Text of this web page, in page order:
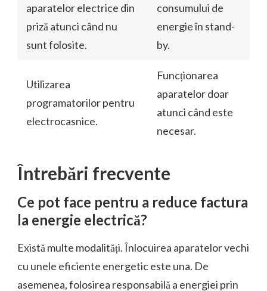
aparatelor electrice din
priză atunci când nu
sunt folosite.
consumului de
energie în stand-
by.
Utilizarea
programatorilor pentru
electrocasnice.
Funcționarea
aparatelor doar
atunci când este
necesar.
Întrebări frecvente
Ce pot face pentru a reduce factura
la energie electrică?
Există multe modalități. Înlocuirea aparatelor vechi
cu unele eficiente energetic este una. De
asemenea, folosirea responsabilă a energiei prin